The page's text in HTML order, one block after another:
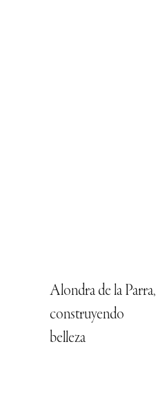
Alondra de la Parra,
construyendo
belleza